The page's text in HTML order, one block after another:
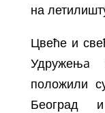
на
Цвеће и
Удружењa
положили
Београд